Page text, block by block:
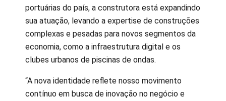
portuárias do país, a construtora está expandindo
sua atuação, levando a expertise de construções
complexas e pesadas para novos segmentos da
economia, como a infraestrutura digital e os
clubes urbanos de piscinas de ondas.
“A nova identidade reflete nosso movimento
contínuo em busca de inovação no negócio e